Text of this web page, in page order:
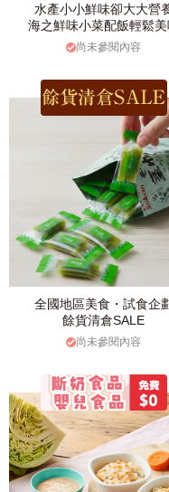
水產小小鮮味卻大大營
海之鮮味小菜配飯輕鬆
尚未參閱內容
全國地區美食・試食企
餘貨清倉SALE
尚未參閱內容